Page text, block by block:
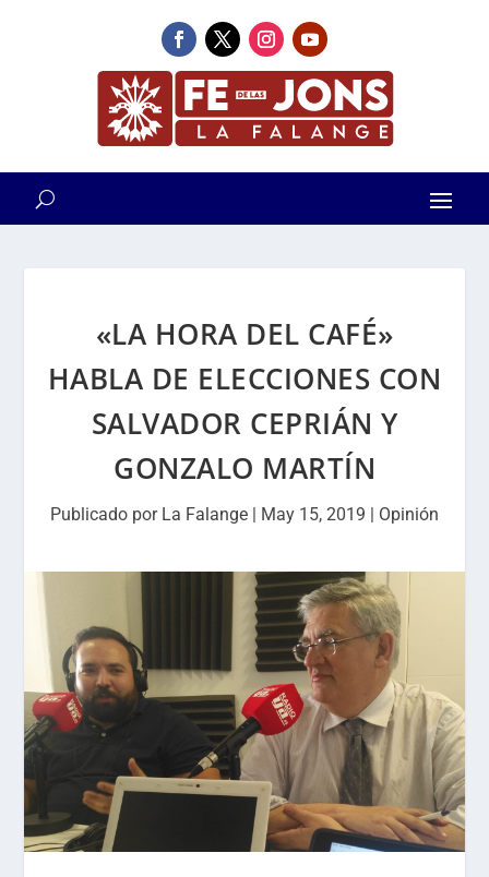
«LA HORA DEL CAFÉ»
HABLA DE ELECCIONES CON
SALVADOR CEPRIÁN Y
GONZALO MARTÍN
Publicado por La Falange | May 15, 2019 | Opinión